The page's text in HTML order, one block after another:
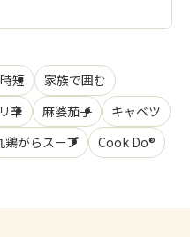
短
家族で囲む
辛 麻婆茄子
キャベツ
鶏がらスープ Cook Do®